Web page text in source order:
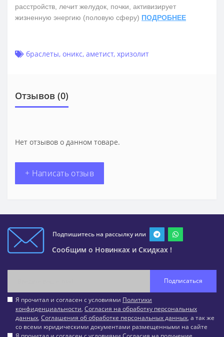
расстройств, лечит желудок, почки, активизирует
жизненную энергию (половую сферу) ПОДРОБНЕЕ
браслеты, оникс, аметист, хризолит
Отзывов (0)
Нет отзывов о данном товаре.
+ Написать отзыв
Подпишитесь на рассылку или
Сообщим о Новинках и Скидках !
Подписаться
Я прочитал и согласен с условиями Политики
конфиденциальности, Согласия на обработку персональных
данных, Соглашения об обработке персональных данных, а так же
со всеми юридическими документами размещенными на сайте